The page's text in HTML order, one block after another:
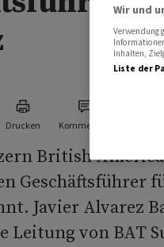
Drucken Kommentare
British
Geschäftsführer
Javier Alvarez
Leitung von BAT
Wir und
Verwendung
Inhalten,
Liste der